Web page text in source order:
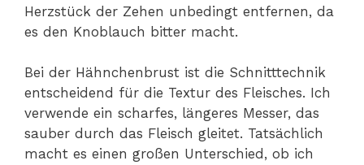
Herzstück der Zehen unbedingt entfernen, da
es den Knoblauch bitter macht.
Bei der Hähnchenbrust ist die Schnitttechnik
entscheidend für die Textur des Fleisches. Ich
verwende ein scharfes, längeres Messer, das
sauber durch das Fleisch gleitet. Tatsächlich
macht es einen großen Unterschied, ob ich